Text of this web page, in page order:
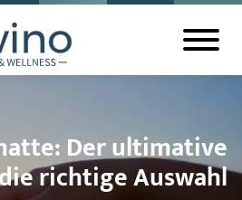
Der ultimative
richtige Auswahl